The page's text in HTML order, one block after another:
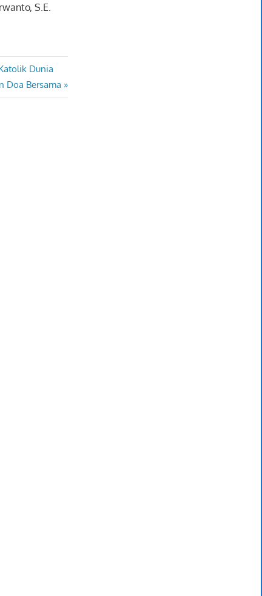
S.E.
Dunia
Doa Bersama